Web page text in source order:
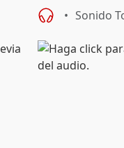
Sonido